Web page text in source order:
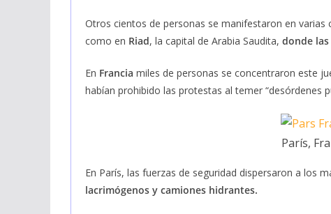
Otros cientos de personas se manifestaron en varias
como en Riad, la capital de Arabia Saudita, donde
En Francia miles de personas se concentraron este
habían prohibido las protestas al temer “desórdenes
París,
En París, las fuerzas de seguridad dispersaron a los
lacrimógenos y camiones hidrantes.